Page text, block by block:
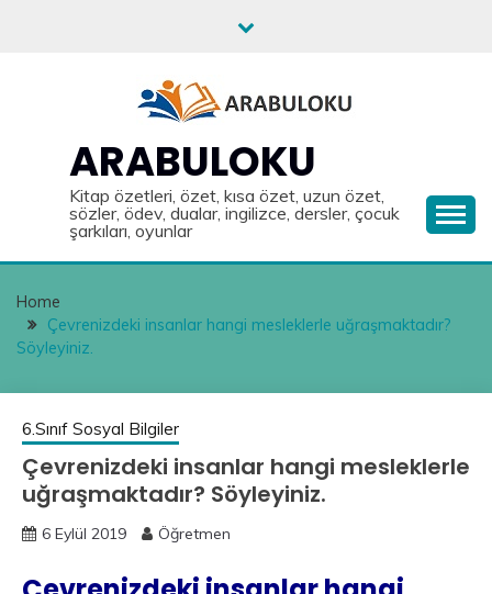
ARABULOKU
Kitap özetleri, özet, kısa özet, uzun özet,
sözler, ödev, dualar, ingilizce, dersler, çocuk
şarkıları, oyunlar
Home
Çevrenizdeki insanlar hangi mesleklerle uğraşmaktadır?
Söyleyiniz.
6.Sınıf Sosyal Bilgiler
Çevrenizdeki insanlar hangi mesleklerle
uğraşmaktadır? Söyleyiniz.
6 Eylül 2019 Öğretmen